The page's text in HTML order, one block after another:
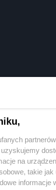
na
takie jak
informacje